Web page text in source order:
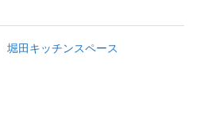
堀田キッチンスペース